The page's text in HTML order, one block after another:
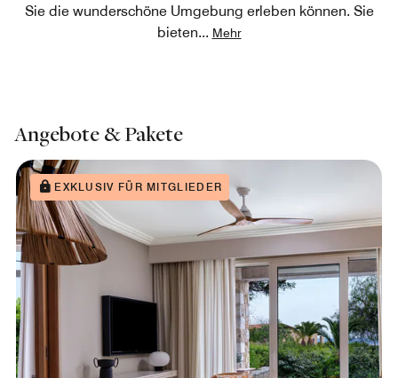
Sie die wunderschöne Umgebung erleben können. Sie
bieten... Mehr
Angebote & Pakete
EXKLUSIV FÜR MITGLIEDER